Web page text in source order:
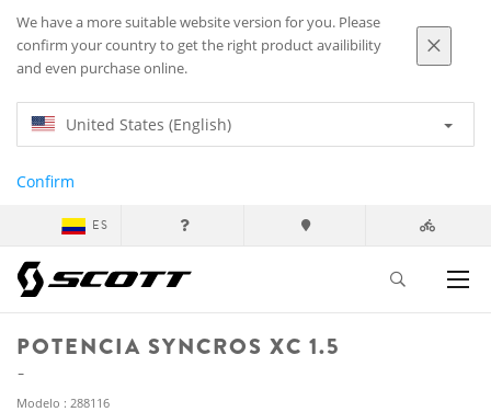
We have a more suitable website version for you. Please
confirm your country to get the right product availibility
and even purchase online.
United States (English)
Confirm
ES
POTENCIA SYNCROS XC 1.5
Modelo : 288116